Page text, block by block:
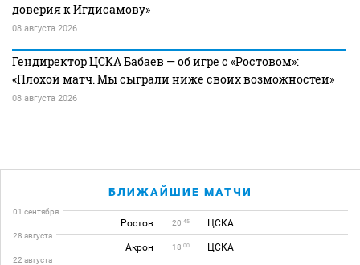
доверия к Игдисамову»
08 августа 2026
Гендиректор ЦСКА Бабаев — об игре с «Ростовом»:
«Плохой матч. Мы сыграли ниже своих возможностей»
08 августа 2026
БЛИЖАЙШИЕ МАТЧИ
01 сентября
Ростов 20 45 ЦСКА
28 августа
Акрон 18 00 ЦСКА
22 августа